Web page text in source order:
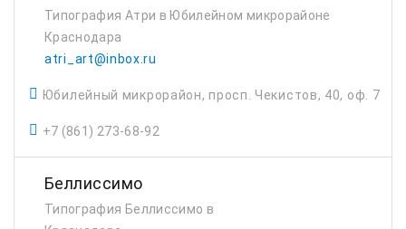
Типография Атри в Юбилейном микрорайоне
Краснодара
atri_art@inbox.ru
Юбилейный микрорайон, просп. Чекистов, 40, оф. 7
+7 (861) 273-68-92
Беллиссимо
Типография Беллиссимо в